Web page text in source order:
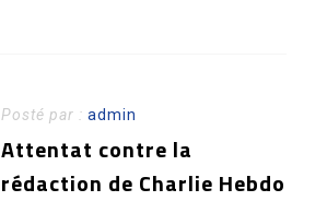
Posté par :admin
Attentat contre la
rédaction de Charlie Hebdo